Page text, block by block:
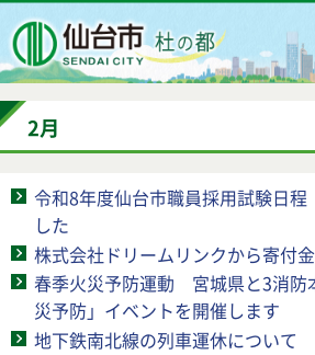
2月
令和8年度仙台市職員採用試験日程
した
株式会社ドリームリンクから寄付
春季火災予防運動 宮城県と3消防
災予防」イベントを開催します
地下鉄南北線の列車運休について